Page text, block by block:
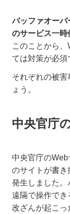
バッファオー
のサービス一時
このことから
ては対策が必須
それぞれの被
ょう。
中央官庁
中央官庁の
のサイトが書き
発生しました。
遠隔で操作でき
改ざんが起こっ